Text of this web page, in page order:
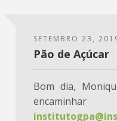
SETEMBRO 23,
Pão de Açúcar
Bom dia,